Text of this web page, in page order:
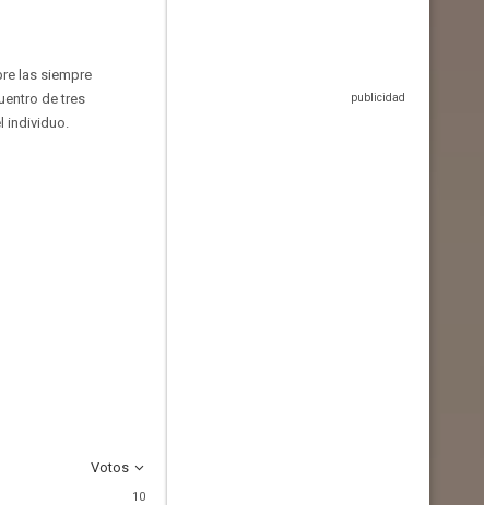
las siempre
de tres
individuo.
Votos
10